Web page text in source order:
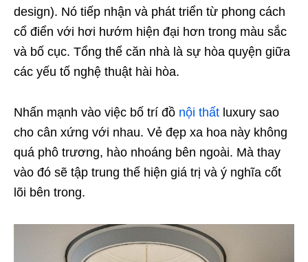
design). Nó tiếp nhận và phát triển từ phong cách
cổ điển với hơi hướm hiện đại hơn trong màu sắc
và bố cục. Tổng thể căn nhà là sự hòa quyện giữa
các yếu tố nghệ thuật hài hòa.
Nhấn mạnh vào việc bố trí đồ nội thất luxury sao
cho cân xứng với nhau. Vẻ đẹp xa hoa này không
quá phô trương, hào nhoáng bên ngoài. Mà thay
vào đó sẽ tập trung thể hiện giá trị và ý nghĩa cốt
lõi bên trong.